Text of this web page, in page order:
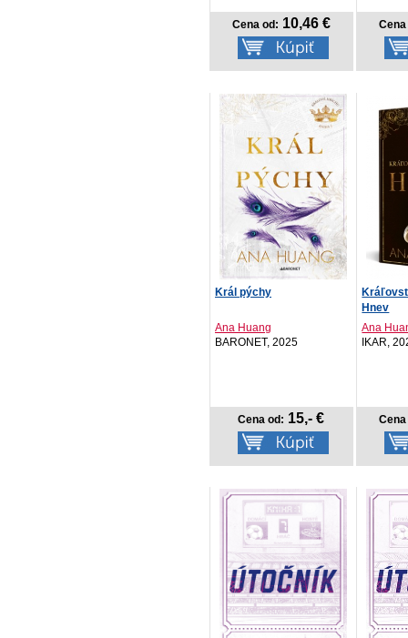
Cena od: 10,46 €
Král pýchy
Ana Huang
BARONET, 2025
Cena od: 15,- €
Hnev
Ana
IKAR,